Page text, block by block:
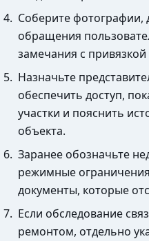
Соберите фотографии,
обращения
замечания с
Назначьте
обеспечить доступ,
участки и пояснить
объекта.
Заранее обозначьте
режимные
документы, которые
Если обследование
ремонтом, отдельно